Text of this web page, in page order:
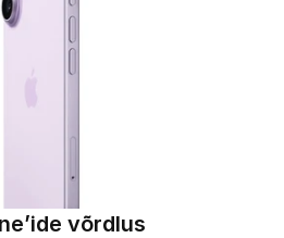
võrdlus